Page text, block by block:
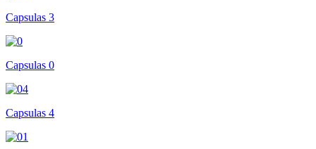
Capsulas 3
Capsulas 0
Capsulas 4